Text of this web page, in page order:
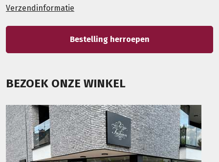
Verzendinformatie
Bestelling herroepen
BEZOEK ONZE WINKEL